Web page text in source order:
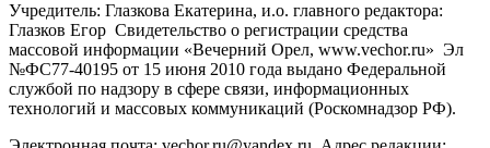
Учредитель: Глазкова Екатерина, и.о. главного редактора:
Глазков Егор Свидетельство о регистрации средства
массовой информации «Вечерний Орел, www.vechor.ru» Эл
№ФС77-40195 от 15 июня 2010 года выдано Федеральной
службой по надзору в сфере связи, информационных
технологий и массовых коммуникаций (Роскомнадзор РФ).